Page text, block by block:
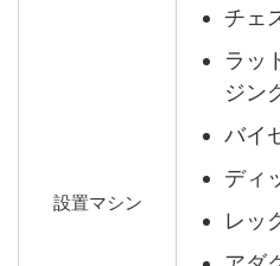
設置マシン
チェ
ラッ
ジン
バイ
ディ
レッ